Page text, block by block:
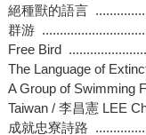
絕種獸的語言
群游
Free Bird
The Language of
A Group of Swimming
Taiwan / 李昌憲 LEE
成就忠寮詩路